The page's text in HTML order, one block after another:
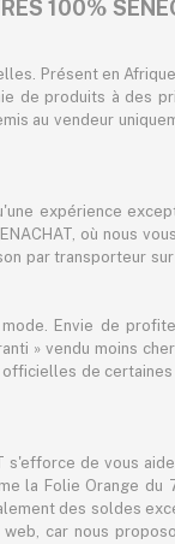
100%
Présent en
de produits à des
au vendeur
expérience
où nous
par transporteur
Envie de
» vendu moins
de
de vous
la Folie Orange du
des soldes
car nous